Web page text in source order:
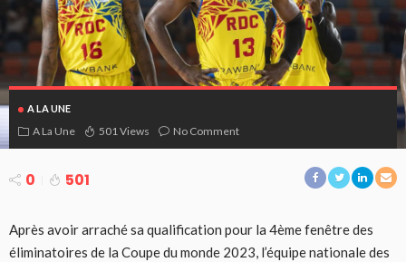
A LA UNE
A La Une 501 Views No Comment
0 501
Après avoir arraché sa qualification pour la 4ème fenêtre des
éliminatoires de la Coupe du monde 2023, l’équipe nationale des